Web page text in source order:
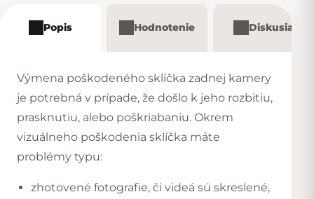
Popis Hodnotenie Diskusia
Výmena poškodeného sklíčka zadnej kamery
je potrebná v prípade, že došlo k jeho rozbitiu,
prasknutiu, alebo poškriabaniu. Okrem
vizuálneho poškodenia sklíčka máte
problémy typu:
zhotovené fotografie, či videá sú skreslené,